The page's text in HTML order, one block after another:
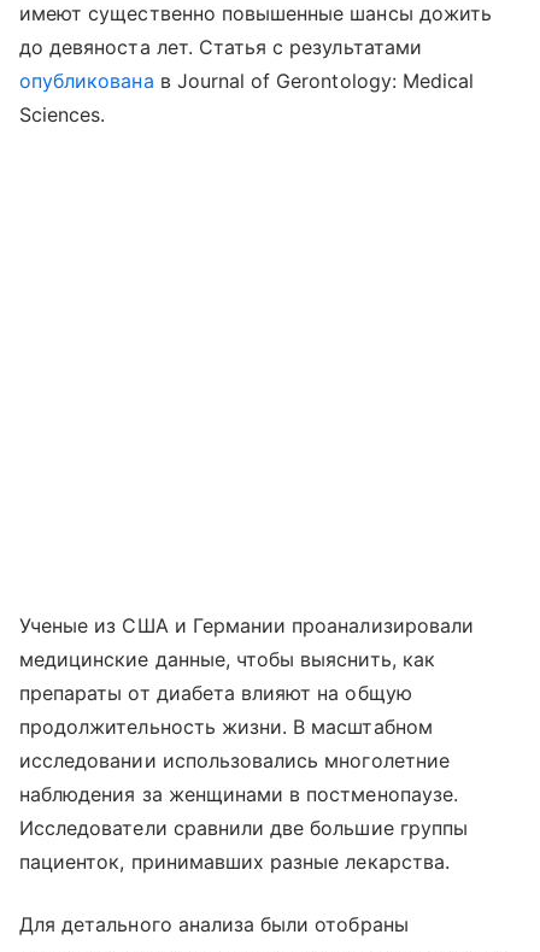
имеют существенно повышенные шансы дожить
до девяноста лет. Статья с результатами
опубликована в Journal of Gerontology: Medical
Sciences.
Ученые из США и Германии проанализировали
медицинские данные, чтобы выяснить, как
препараты от диабета влияют на общую
продолжительность жизни. В масштабном
исследовании использовались многолетние
наблюдения за женщинами в постменопаузе.
Исследователи сравнили две большие группы
пациенток, принимавших разные лекарства.
Для детального анализа были отобраны